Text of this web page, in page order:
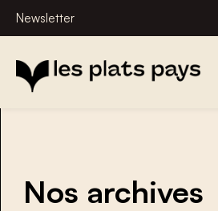
Newsletter
Nos archives